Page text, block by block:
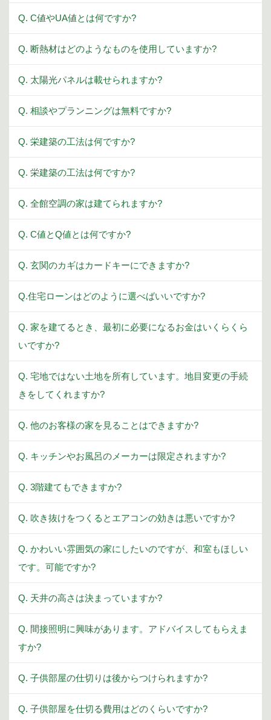
Q. C値やUA値とは何ですか?
Q. 断熱材はどのようなものを使用していますか?
Q. 太陽光パネルは載せられますか?
Q. 相談やプランニングは無料ですか?
Q. 栄建築の工法は何ですか?
Q. 栄建築の工法は何ですか?
Q. 全館空調の家は建てられますか?
Q. C値とQ値とは何ですか?
Q. 玄関のカギはカードキーにできますか?
Q.住宅ローンはどのように選べばいいですか?
Q. 家を建てるとき、最初に必要になるお金はいくらくら
いですか?
Q. 宅地ではない土地を所有しています。地目変更の手続
きをしてくれますか?
Q. 他のお客様の家を見ることはできますか?
Q. キッチンやお風呂のメーカーは限定されますか?
Q. 3階建てもできますか?
Q. 吹き抜けをつくるとエアコンの効きは悪いですか?
Q. かわいい雰囲気の家にしたいのですが、和室もほしい
です。可能ですか?
Q. 天井の高さは決まっていますか?
Q. 間接照明に興味があります。アドバイスしてもらえま
すか?
Q. 子供部屋の仕切りは後からつけられますか?
Q. 子供部屋を仕切る費用はどのくらいですか?